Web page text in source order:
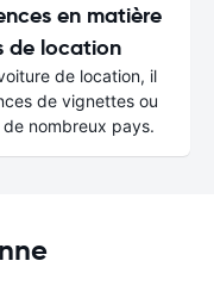
en matière
de location
de location, il
de vignettes ou
nombreux pays.